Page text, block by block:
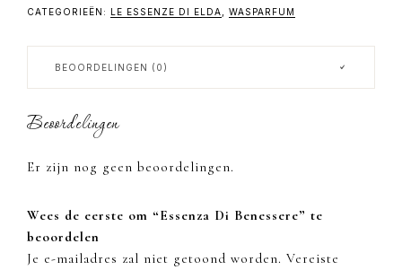
aantal
CATEGORIEËN: LE ESSENZE DI ELDA WASPARFUM
BEOORDELINGEN (0)
Beoordelingen
Er zijn nog geen beoordelingen.
Wees de eerste om “Essenza Di Benessere” te
beoordelen
Je e-mailadres zal niet getoond worden. Vereiste